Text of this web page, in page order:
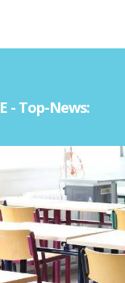
- Top-News: